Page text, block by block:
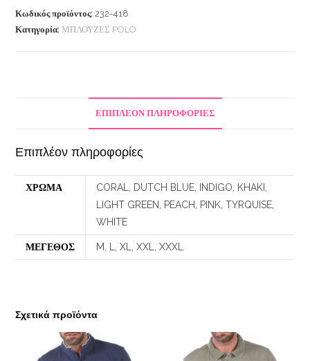
Κωδικός προϊόντος:232-418
Κατηγορία: ΜΠΛΟΥΖΕΣ POLO
ΕΠΙΠΛΈΟΝ ΠΛΗΡΟΦΟΡΊΕΣ
Επιπλέον πληροφορίες
ΧΡΩΜΑ
CORAL, DUTCH BLUE, INDIGO, KHAKI,
LIGHT GREEN, PEACH, PINK, TYRQUISE,
WHITE
ΜΕΓΕΘΟΣ M, L, XL, XXL, XXXL
Σχετικά προϊόντα